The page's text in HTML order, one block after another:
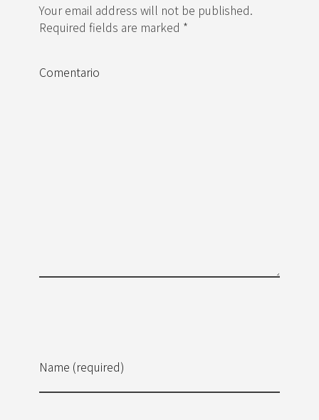
Your email address will not be published.
Required fields are marked *
Name (required)
Comentario